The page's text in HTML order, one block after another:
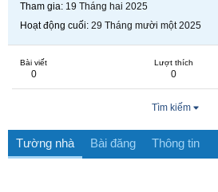
Tham gia 19 Tháng hai 2025
Hoạt động cuối 29 Tháng mười một 2025
Bài viết
0
Lượt thích
0
Tìm kiếm
Tường nhà Bài đăng Thông tin